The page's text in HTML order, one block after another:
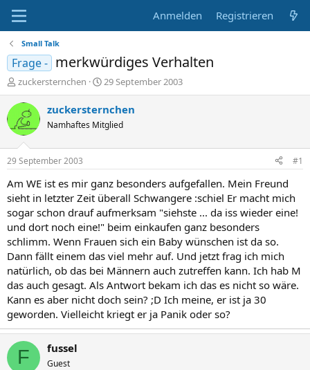
Anmelden Registrieren
Small Talk
Frage - merkwürdiges Verhalten
E
r
s
t
e
e
r
zuckersternchen
E
r
s
e
t
a
m
29 September 2003
zuckersternchen
Namhaftes Mitglied
29 September 2003 #1
Am WE ist es mir ganz besonders aufgefallen. Mein Freund
sieht in letzter Zeit überall Schwangere :schiel Er macht mich
sogar schon drauf aufmerksam "siehste ... da iss wieder eine!
und dort noch eine!" beim einkaufen ganz besonders
schlimm. Wenn Frauen sich ein Baby wünschen ist da so.
Dann fällt einem das viel mehr auf. Und jetzt frag ich mich
natürlich, ob das bei Männern auch zutreffen kann. Ich hab M
das auch gesagt. Als Antwort bekam ich das es nicht so wäre.
Kann es aber nicht doch sein? ;D Ich meine, er ist ja 30
geworden. Vielleicht kriegt er ja Panik oder so?
F fussel
Guest